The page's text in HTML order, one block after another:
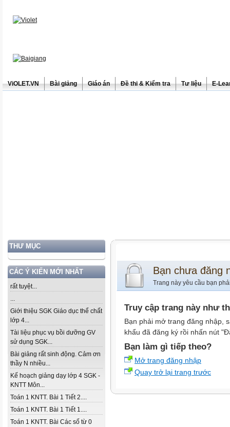
ViOLET.VN Bài giảng Giáo án Đề thi & Kiểm tra Tư liệu E-
THƯ MỤC
CÁC Ý KIẾN MỚI NHẤT
rất tuyệt...
...
Giới thiệu SGK Giáo dục thể chất
lớp 4...
Tài liệu phục vụ bồi dưỡng GV
sử dụng SGK...
Bài giảng rất sinh động. Cảm ơn
thầy N nhiều...
Kế hoạch giảng dạy lớp 4 SGK -
KNTT Môn...
Toán 1 KNTT. Bài 1 Tiết 2....
Toán 1 KNTT. Bài 1 Tiết 1....
Toán 1 KNTT. Bài Các số từ 0
Bạn chưa đăng
Trang này yêu cầu bạn
Truy cập trang này như
Bạn phải mở trang đăng nhập,
khẩu đã đăng ký rồi nhấn nút
Bạn làm gì tiếp theo?
Mở trang đăng nhập
Quay trở lại trang trước